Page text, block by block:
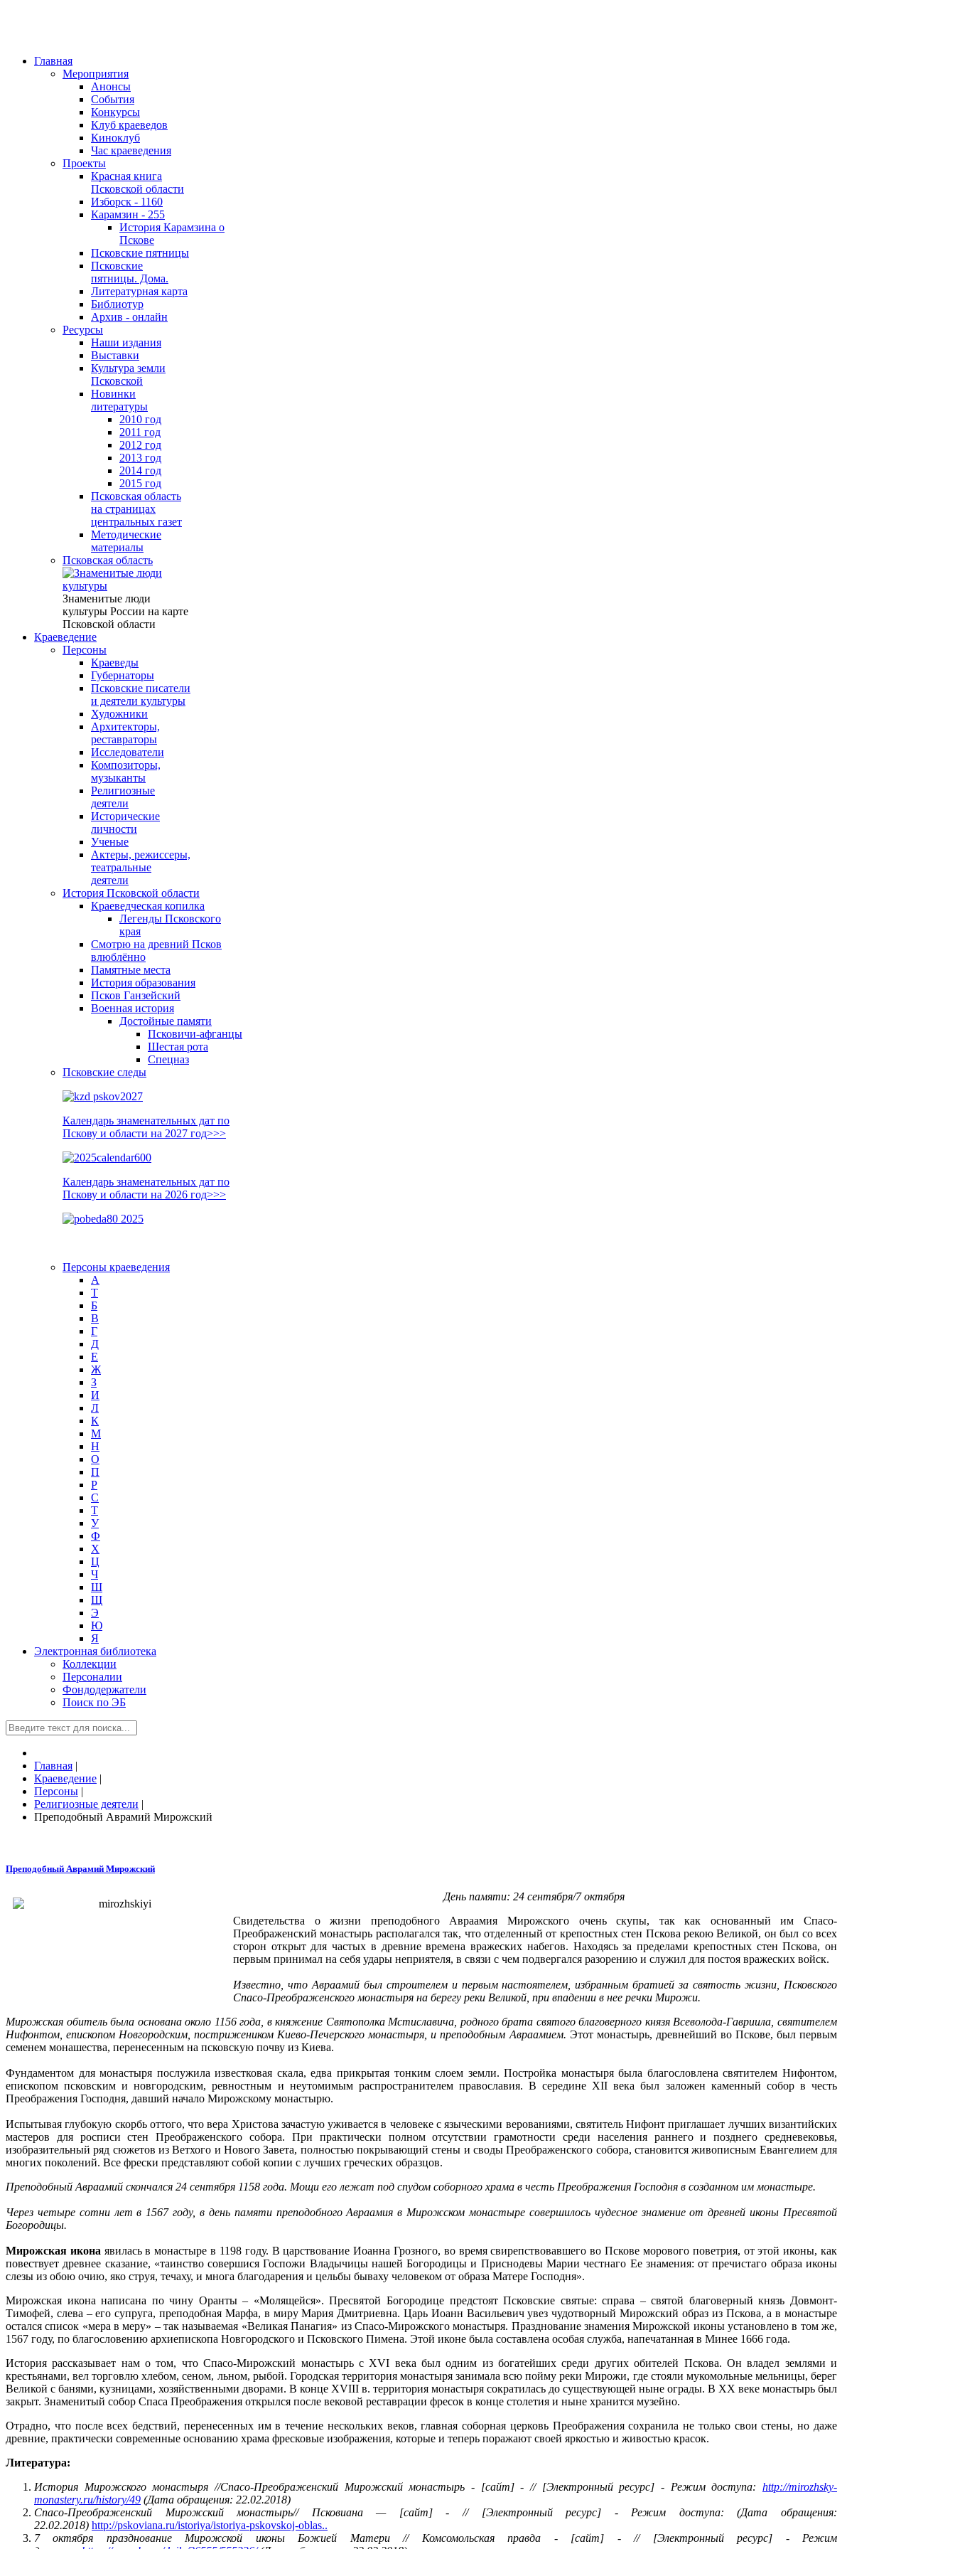
Главная
Мероприятия
Анонсы
События
Конкурсы
Клуб краеведов
Киноклуб
Час краеведения
Проекты
Красная книга
Псковской области
Изборск - 1160
Карамзин - 255
История Карамзина о
Пскове
Псковские пятницы
Псковские
пятницы. Дома.
Литературная карта
Библиотур
Архив - онлайн
Ресурсы
Наши издания
Выставки
Культура земли
Псковской
Новинки
литературы
2010 год
2011 год
2012 год
2013 год
2014 год
2015 год
Псковская область
на страницах
центральных газет
Методические
материалы
Псковская область
Знаменитые люди
культуры России на карте
Псковской области
Краеведение
Персоны
Краеведы
Губернаторы
Псковские писатели
и деятели культуры
Художники
Архитекторы,
реставраторы
Исследователи
Композиторы,
музыканты
Религиозные
деятели
Исторические
личности
Ученые
Актеры, режиссеры,
театральные
деятели
История Псковской области
Краеведческая копилка
Легенды Псковского
края
Смотрю на древний Псков
влюблённо
Памятные места
История образования
Псков Ганзейский
Военная история
Достойные памяти
Псковичи-афганцы
Шестая рота
Спецназ
Псковские следы
Календарь знаменательных дат по
Пскову и области на 2027 год>>>
Календарь знаменательных дат по
Пскову и области на 2026 год>>>
Персоны краеведения
А
T
Б
В
Г
Д
Е
Ж
З
И
Л
К
М
Н
О
П
Р
С
Т
У
Ф
Х
Ц
Ч
Ш
Щ
Э
Ю
Я
Электронная библиотека
Коллекции
Персоналии
Фондодержатели
Поиск по ЭБ
Главная |
Краеведение |
Персоны |
Религиозные деятели |
Преподобный Аврамий Мирожский
Преподобный Аврамий Мирожский
День памяти: 24 сентября/7 октября
Свидетельства о жизни преподобного Авраамия Мирожского очень скупы, так как основанный им Спасо-
Преображенский монастырь располагался так, что отделенный от крепостных стен Пскова рекою Великой, он был со всех
сторон открыт для частых в древние времена вражеских набегов. Находясь за пределами крепостных стен Пскова, он
первым принимал на себя удары неприятеля, в связи с чем подвергался разорению и служил для постоя вражеских войск.
Известно, что Авраамий был строителем и первым настоятелем, избранным братией за святость жизни, Псковского
Спасо-Преображенского монастыря на берегу реки Великой, при впадении в нее речки Мирожи.
Мирожская обитель была основана около 1156 года, в княжение Святополка Мстиславича, родного брата святого благоверного князя Всеволода-Гавриила, святителем
Нифонтом, епископом Новгородским, пострижеником Киево-Печерского монастыря, и преподобным Авраамием. Этот монастырь, древнейший во Пскове, был первым
семенем монашества, перенесенным на псковскую почву из Киева.
Фундаментом для монастыря послужила известковая скала, едва прикрытая тонким слоем земли. Постройка монастыря была благословлена святителем Нифонтом,
епископом псковским и новгородским, ревностным и неутомимым распространителем православия. В середине XII века был заложен каменный собор в честь
Преображения Господня, давший начало Мирожскому монастырю.
Испытывая глубокую скорбь оттого, что вера Христова зачастую уживается в человеке с языческими верованиями, святитель Нифонт приглашает лучших византийских
мастеров для росписи стен Преображенского собора. При практически полном отсутствии грамотности среди населения раннего и позднего средневековья,
изобразительный ряд сюжетов из Ветхого и Нового Завета, полностью покрывающий стены и своды Преображенского собора, становится живописным Евангелием для
многих поколений. Все фрески представляют собой копии с лучших греческих образцов.
Преподобный Авраамий скончался 24 сентября 1158 года. Мощи его лежат под спудом соборного храма в честь Преображения Господня в созданном им монастыре.
Через четыре сотни лет в 1567 году, в день памяти преподобного Авраамия в Мирожском монастыре совершилось чудесное знамение от древней иконы Пресвятой
Богородицы.
Мирожская икона явилась в монастыре в 1198 году. В царствование Иоанна Грозного, во время свирепствовавшего во Пскове морового поветрия, от этой иконы, как
повествует древнее сказание, «таинство совершися Госпожи Владычицы нашей Богородицы и Приснодевы Марии честнаго Ее знамения: от пречистаго образа иконы
слезы из обою очию, яко струя, течаху, и многа благодарения и цельбы бываху человеком от образа Матере Господня».
Мирожская икона написана по чину Оранты – «Молящейся». Пресвятой Богородице предстоят Псковские святые: справа – святой благоверный князь Довмонт-
Тимофей, слева – его супруга, преподобная Марфа, в миру Мария Дмитриевна. Царь Иоанн Васильевич увез чудотворный Мирожский образ из Пскова, а в монастыре
остался список «мера в меру» – так называемая «Великая Панагия» из Спасо-Мирожского монастыря. Празднование знамения Мирожской иконы установлено в том же,
1567 году, по благословению архиепископа Новгородского и Псковского Пимена. Этой иконе была составлена особая служба, напечатанная в Минее 1666 года.
История рассказывает нам о том, что Спасо-Мирожский монастырь с XVI века был одним из богатейших среди других обителей Пскова. Он владел землями и
крестьянами, вел торговлю хлебом, сеном, льном, рыбой. Городская территория монастыря занимала всю пойму реки Мирожи, где стояли мукомольные мельницы, берег
Великой с банями, кузницами, хозяйственными дворами. В конце XVIII в. территория монастыря сократилась до существующей ныне ограды. В XX веке монастырь был
закрыт. Знаменитый собор Спаса Преображения открылся после вековой реставрации фресок в конце столетия и ныне хранится музейно.
Отрадно, что после всех бедствий, перенесенных им в течение нескольких веков, главная соборная церковь Преображения сохранила не только свои стены, но даже
древние, практически современные основанию храма фресковые изображения, которые и теперь поражают своей яркостью и живостью красок.
Литература:
История Мирожского монастыря //Спасо-Преображенский Мирожский монастырь - [сайт] - // [Электронный ресурс] - Режим доступа: http://mirozhsky-
monastery.ru/history/49 (Дата обращения: 22.02.2018)
Спасо-Преображенский Мирожский монастырь// Псковиана — [сайт] - // [Электронный ресурс] - Режим доступа: (Дата обращения:
22.02.2018) http://pskoviana.ru/istoriya/istoriya-pskovskoj-oblas..
7 октября празднование Мирожской иконы Божией Матери // Комсомольская правда - [сайт] - // [Электронный ресурс] - Режим